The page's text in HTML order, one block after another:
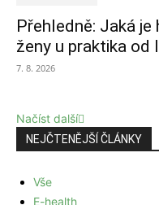
Přehledně: Jaká je
ženy u praktika od
7. 8. 2026
Načíst další
NEJČTENĚJŠÍ ČLÁNKY
Vše
E-health